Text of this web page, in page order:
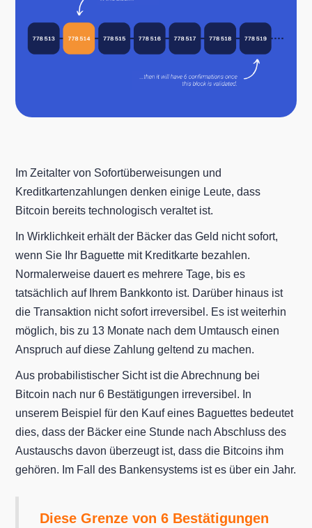
Im Zeitalter von Sofortüberweisungen und
Kreditkartenzahlungen denken einige Leute, dass
Bitcoin bereits technologisch veraltet ist.
In Wirklichkeit erhält der Bäcker das Geld nicht sofort,
wenn Sie Ihr Baguette mit Kreditkarte bezahlen.
Normalerweise dauert es mehrere Tage, bis es
tatsächlich auf Ihrem Bankkonto ist. Darüber hinaus ist
die Transaktion nicht sofort irreversibel. Es ist weiterhin
möglich, bis zu 13 Monate nach dem Umtausch einen
Anspruch auf diese Zahlung geltend zu machen.
Aus probabilistischer Sicht ist die Abrechnung bei
Bitcoin nach nur 6 Bestätigungen irreversibel. In
unserem Beispiel für den Kauf eines Baguettes bedeutet
dies, dass der Bäcker eine Stunde nach Abschluss des
Austauschs davon überzeugt ist, dass die Bitcoins ihm
gehören. Im Fall des Bankensystems ist es über ein Jahr.
Diese Grenze von 6 Bestätigungen